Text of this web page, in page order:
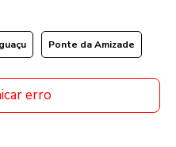
Ponte da Amizade
erro